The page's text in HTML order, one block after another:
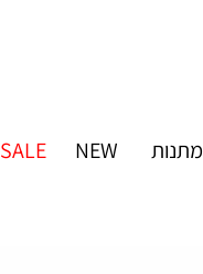
מתנות NEW
SALE